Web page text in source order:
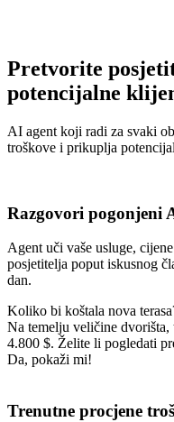
Pretvorite
potencijalne
AI agent koji radi za svaki
troškove i prikuplja
Razgovori pogonjeni
Agent uči vaše usluge,
posjetitelja poput iskusnog
dan.
Koliko bi koštala nova
Na temelju veličine dvorišta,
4.800 $. Želite li pogledati
Da, pokaži mi!
Trenutne procjene